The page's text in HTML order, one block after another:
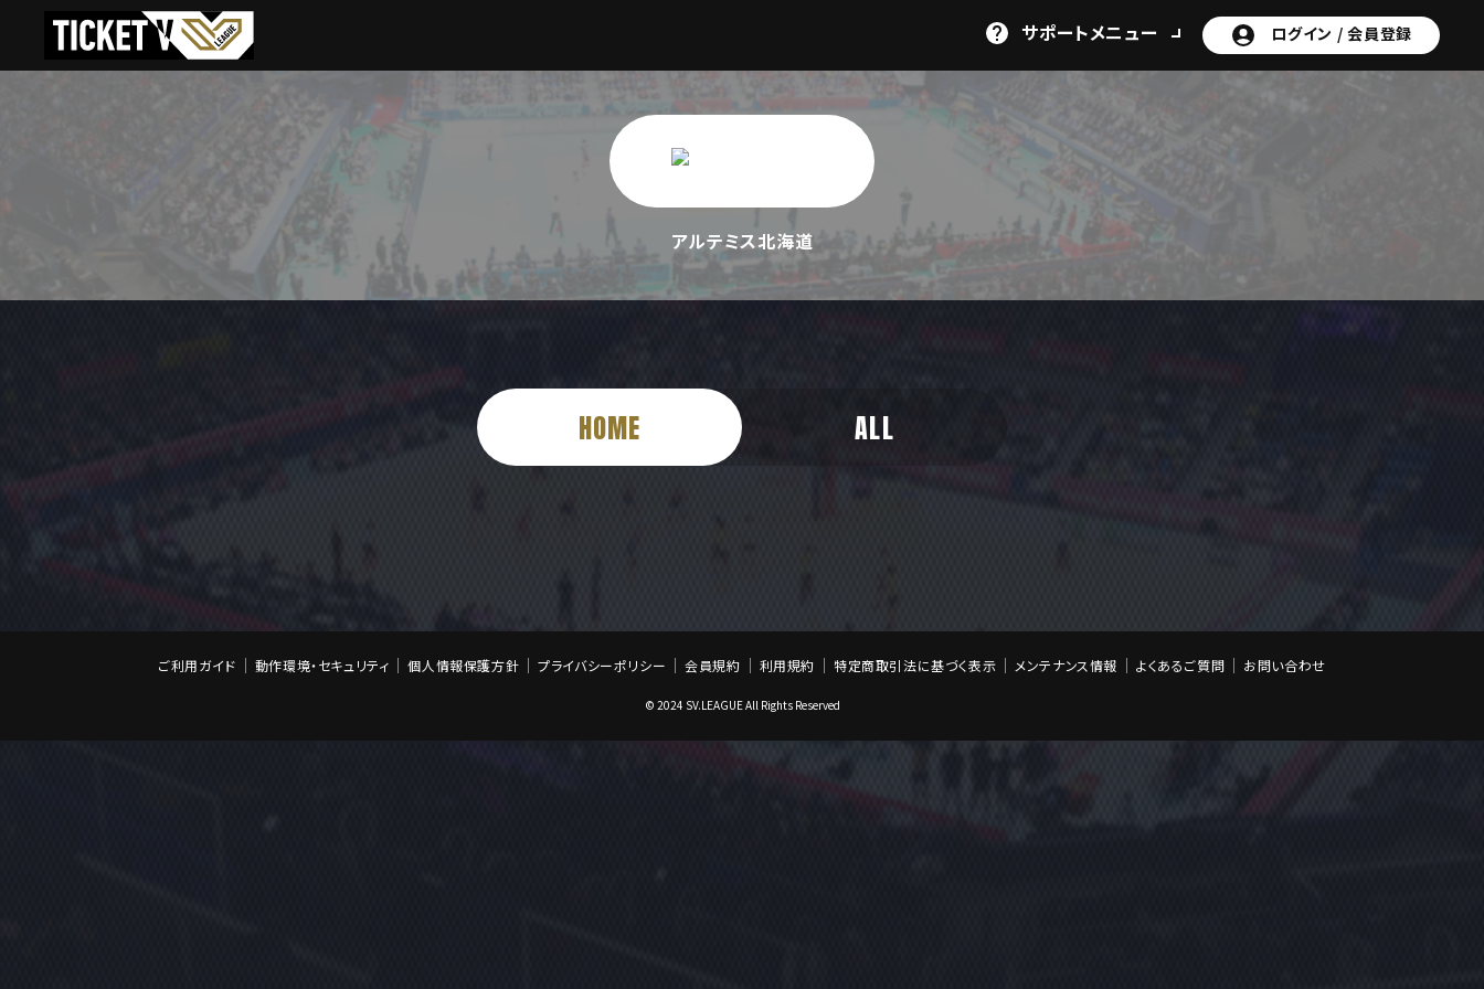
サポートメニュー ログイン /会員登録
アルテミス北海道
HOME ALL
ご利用ガイド 動作環境・セキュリティ 個人情報保護方針 プライバシーポリシー 会員規約 利用規約 特定商取引法に基づく表示 メンテナンス情報 よくあるご質問 お問い合わせ
© 2024 SV.LEAGUE All Rights Reserved